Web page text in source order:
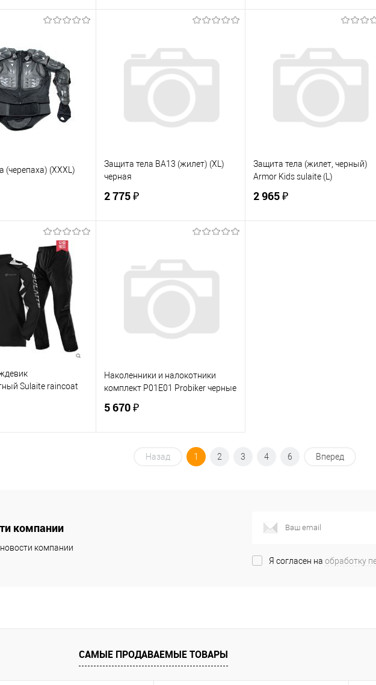
клик
К сравнению
Под заказ
Купить в 1 клик
К сравнению
В избранное
Под заказ
Купить в 1 клик
К
В избранное
В наличии
(черепаха) (XXXL)
В корзину
клик
К сравнению
В наличии
Защита тела BA13 (жилет) (XL)
черная
2 775 ₽
Купить в 1 клик
К сравнению
В избранное
В наличии
Защита тела (жилет, черный)
Armor Kids sulaite (L)
2 965 ₽
Sulaite raincoat
Наколенники и налокотники
комплект P01E01 Probiker черные
5 670 ₽
В корзину
Назад 1 2 3 4 6 Вперед
компании
компании
Я согласен на обработку
САМЫЕ ПРОДАВАЕМЫЕ ТОВАРЫ